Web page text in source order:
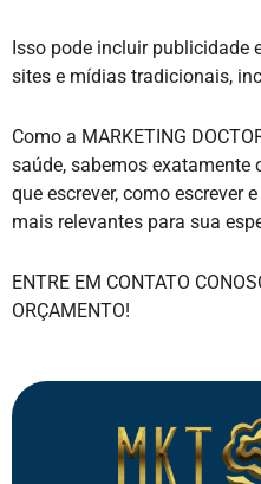
Isso pode incluir publicidade
sites e mídias tradicionais,
Como a MARKETING
saúde, sabemos exatamente
que escrever, como escrever
mais relevantes para sua
ENTRE EM CONTATO
ORÇAMENTO!